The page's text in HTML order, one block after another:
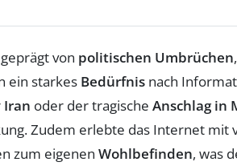
von politischen Umbrüchen
ein starkes Bedürfnis nach
Iran oder der tragische Anschlag in
Zudem erlebte das Internet mit
zum eigenen Wohlbefinden, was